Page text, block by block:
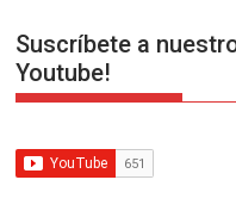
Suscríbete a
Youtube!